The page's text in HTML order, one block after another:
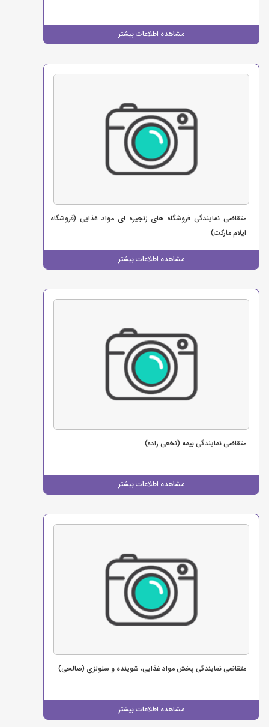
مشاهده اطلاعات بیشتر
مشاهده اطلاعات بیشتر
متقاضی نمایندگی فروشگاه های زنجیره ای مواد غذایی (فروشگاه
ایلام مارکت)
مشاهده اطلاعات بیشتر
متقاضی نمایندگی بیمه (نخعی زاده)
مشاهده اطلاعات بیشتر
متقاضی نمایندگی پخش مواد غذایی، شوینده و سلولزی (صالحی)